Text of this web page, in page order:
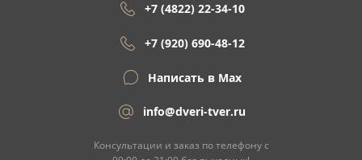
+7 (4822) 22-34-10
+7 (920) 690-48-12
Написать в Max
info@dveri-tver.ru
Консультации и заказ по телефону с